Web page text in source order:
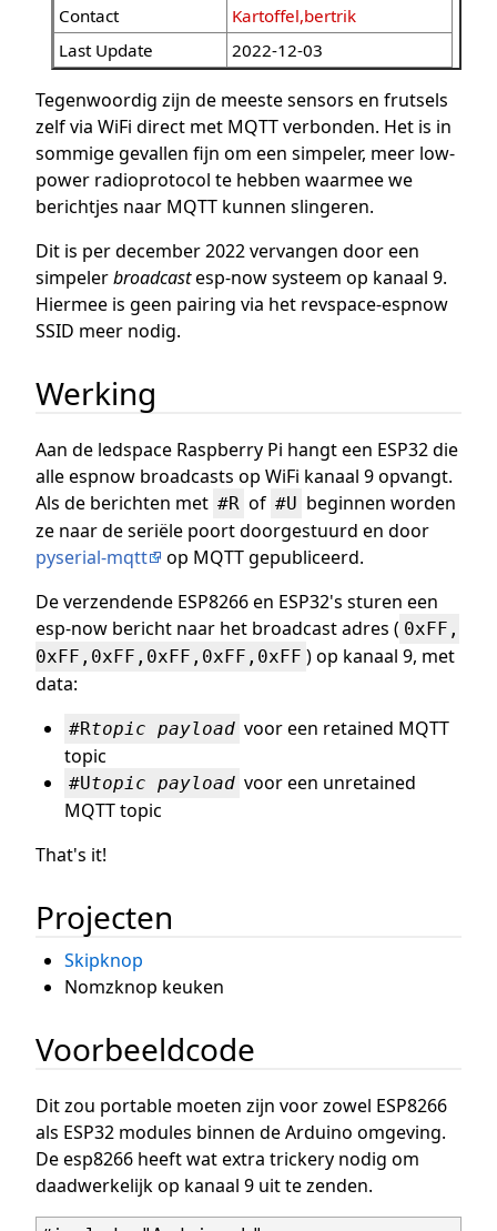
Contact
Kartoffel,bertrik
Last Update
2022-12-03
Tegenwoordig zijn de meeste sensors en frutsels
zelf via WiFi direct met MQTT verbonden. Het is in
sommige gevallen fijn om een simpeler, meer low-
power radioprotocol te hebben waarmee we
berichtjes naar MQTT kunnen slingeren.
Dit is per december 2022 vervangen door een
simpelerbroadcastesp-now systeem op kanaal 9.
Hiermee is geen pairing via het revspace-espnow
SSID meer nodig.
Werking
Aan de ledspace Raspberry Pi hangt een ESP32 die
alle espnow broadcasts op WiFi kanaal 9 opvangt.
Als de berichten met #R of #U beginnen worden
ze naar de seriële poort doorgestuurd en door
pyserial-mqtt
op MQTT gepubliceerd.
De verzendende ESP8266 en ESP32's sturen een
esp-now bericht naar het broadcast adres ( 0xFF,
0xFF,0xFF,0xFF,0xFF,0xFF ) op kanaal 9, met
data:
#Rtopic payload voor een retained MQTT
topic
#Utopic payload voor een unretained
MQTT topic
That's it!
Projecten
Skipknop
Nomzknop keuken
Voorbeeldcode
Dit zou portable moeten zijn voor zowel ESP8266
als ESP32 modules binnen de Arduino omgeving.
De esp8266 heeft wat extra trickery nodig om
daadwerkelijk op kanaal 9 uit te zenden.